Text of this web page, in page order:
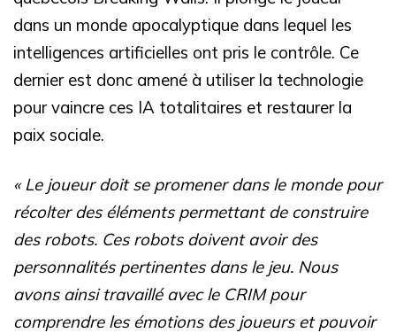
dans un monde apocalyptique dans lequel les
intelligences artificielles ont pris le contrôle. Ce
dernier est donc amené à utiliser la technologie
pour vaincre ces IA totalitaires et restaurer la
paix sociale.
« Le joueur doit se promener dans le monde pour
récolter des éléments permettant de construire
des robots. Ces robots doivent avoir des
personnalités pertinentes dans le jeu. Nous
avons ainsi travaillé avec le CRIM pour
comprendre les émotions des joueurs et pouvoir